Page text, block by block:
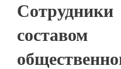
составом